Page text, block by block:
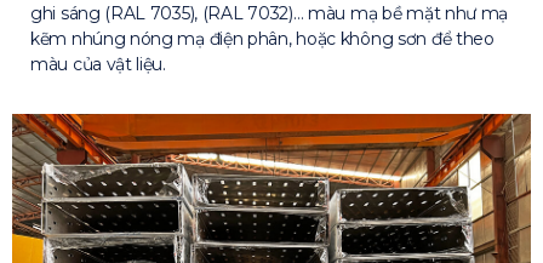
ghi sáng (RAL 7035), (RAL 7032)… màu mạ bề mặt như mạ
kẽm nhúng nóng mạ điện phân, hoặc không sơn để theo
màu của vật liệu.